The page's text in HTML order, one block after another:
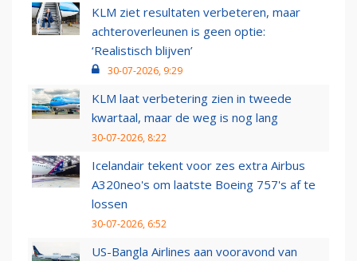
KLM ziet resultaten verbeteren, maar
achteroverleunen is geen optie:
‘Realistisch blijven’
30-07-2026, 9:29
KLM laat verbetering zien in tweede
kwartaal, maar de weg is nog lang
30-07-2026, 8:22
Icelandair tekent voor zes extra Airbus
A320neo's om laatste Boeing 757's af te
lossen
30-07-2026, 6:52
US-Bangla Airlines aan vooravond van